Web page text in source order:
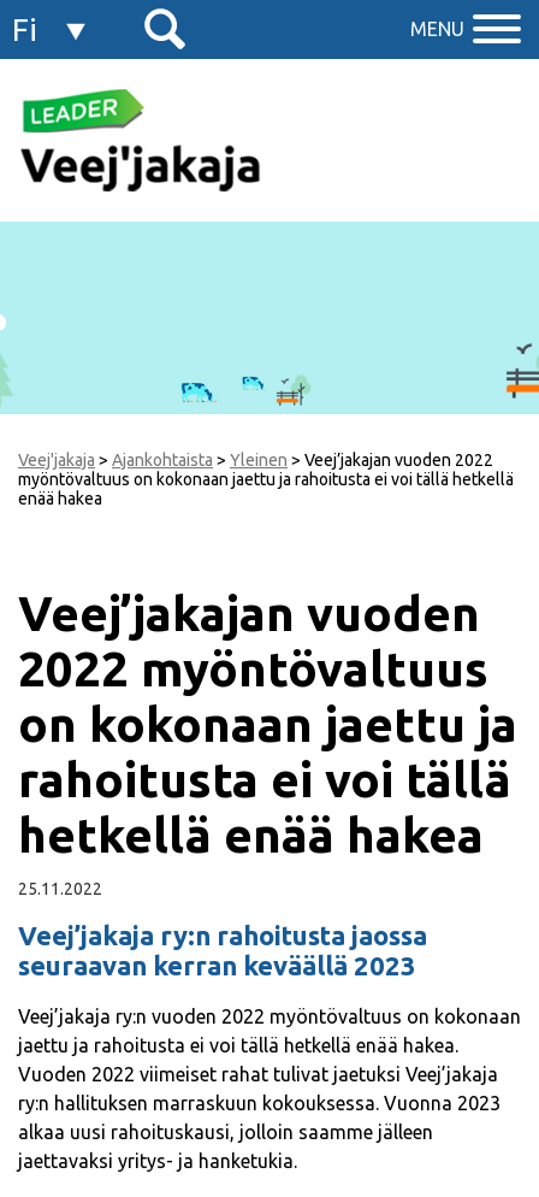
Fi
MENU
Veej'jakaja > Ajankohtaista > Yleinen > Veej’jakajan vuoden 2022
myöntövaltuus on kokonaan jaettu ja rahoitusta ei voi tällä hetkellä
enää hakea
Veej’jakajan vuoden
2022 myöntövaltuus
on kokonaan jaettu ja
rahoitusta ei voi tällä
hetkellä enää hakea
25.11.2022
Veej’jakaja ry:n rahoitusta jaossa
seuraavan kerran keväällä 2023
Veej’jakaja ry:n vuoden 2022 myöntövaltuus on kokonaan
jaettu ja rahoitusta ei voi tällä hetkellä enää hakea.
Vuoden 2022 viimeiset rahat tulivat jaetuksi Veej’jakaja
ry:n hallituksen marraskuun kokouksessa. Vuonna 2023
alkaa uusi rahoituskausi, jolloin saamme jälleen
jaettavaksi yritys- ja hanketukia.